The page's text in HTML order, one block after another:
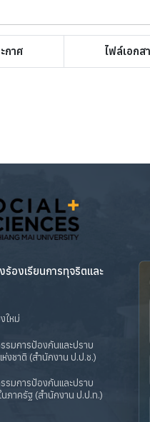
กาศ ไฟล์เอกส
ร้องเรียนการทุจริตและ
ใหม่
รมการป้องกันและปราบ
งชาติ (สำนักงาน ป.ป.ช.)
รมการป้องกันและปราบ
ภาครัฐ (สำนักงาน ป.ป.ท.)